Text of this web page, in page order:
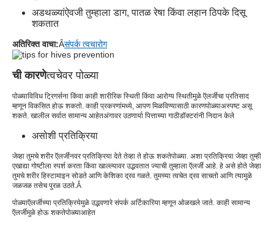
अडथळ्यांऐवजी तुम्हाला डाग, पातळ रेषा किंवा लहान ठिपके दिसू
शकतात
अतिरिक्त वाचा:Âसंपर्क त्वचारोग
ची कारणेत्वचेवर पोळ्या
पोळ्याविविध ट्रिगर्सना किंवा काही शारीरिक स्थिती किंवा आरोग्य स्थितीमुळे ऍलर्जीचा प्रतिसाद
म्हणून विकसित होऊ शकतो. काही प्रकरणांमध्ये, आपण मिळविण्यासाठी कारणपोळ्याअस्पष्ट असू
शकते. खालील सर्वात सामान्य आहेतअंगावर उठणार्या पित्ताच्या गाठीडॉक्टरांनी निदान केले
असोशी प्रतिक्रिया
जेव्हा तुमचे शरीर ऍलर्जीनवर प्रतिक्रिया देते तेव्हा ते होऊ शकतेपोळ्या . अशा प्रतिक्रिया जेव्हा तुम्ही
एखाद्या गोष्टीला स्पर्श करता किंवा खाल्ल्यावर उद्भवतात ज्याची तुम्हाला ऍलर्जी आहे. हे असे होते जेव्हा
तुमचे शरीर हिस्टामाइन सोडते आणि केशिका द्रव गळते. तुमच्या त्वचेत द्रव साचतो आणि त्यामुळे
जळजळ तसेच पुरळ उठते.Â
पोळ्याऍलर्जीच्या प्रतिक्रियेमुळे उद्भवणारे संपर्क अर्टिकारिया म्हणून ओळखले जाते. काही सामान्य
ऍलर्जीमुळे होऊ शकतेपोळ्याआहेत